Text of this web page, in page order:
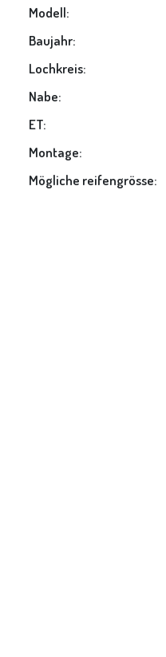
Modell:
Baujahr:
Lochkreis:
Nabe:
ET:
Montage:
Mögliche reifengrösse: